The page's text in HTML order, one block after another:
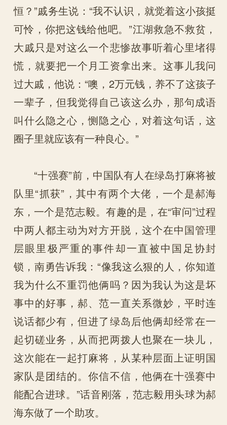
恒？”戚务生说：“我不认识，就觉着这小孩挺
可怜，你把这钱给他吧。”江湖救急不救贫，
大戚只是对这么一个悲惨故事听着心里堵得
慌，就要把一个月工资拿出来。这事儿我问
过大戚，他说：“噢，2万元钱，养不了这孩子
一辈子，但我觉得自己该这么办，那句成语
叫什么隐之心，恻隐之心，对着这句话，这
圈子里就应该有一种良心。”
“十强赛”前，中国队有人在绿岛打麻将被
队里“抓获”，其中有两个大佬，一个是郝海
东，一个是范志毅。有趣的是，在“审问”过程
中两人都主动为对方开脱，这个在中国管理
层眼里极严重的事件却一直被中国足协封
锁，南勇告诉我：“像我这么狠的人，你知道
我为什么不重罚他俩吗？因为我认为这是坏
事中的好事，郝、范一直关系微妙，平时连
说话都少有，但进了绿岛后他俩却经常在一
起切磋业务，从而把两拨人也聚在一块儿，
这次能在一起打麻将，从某种层面上证明国
家队是团结的。你信不信，他俩在十强赛中
能配合进球。”话音刚落，范志毅用头球为郝
海东做了一个助攻。